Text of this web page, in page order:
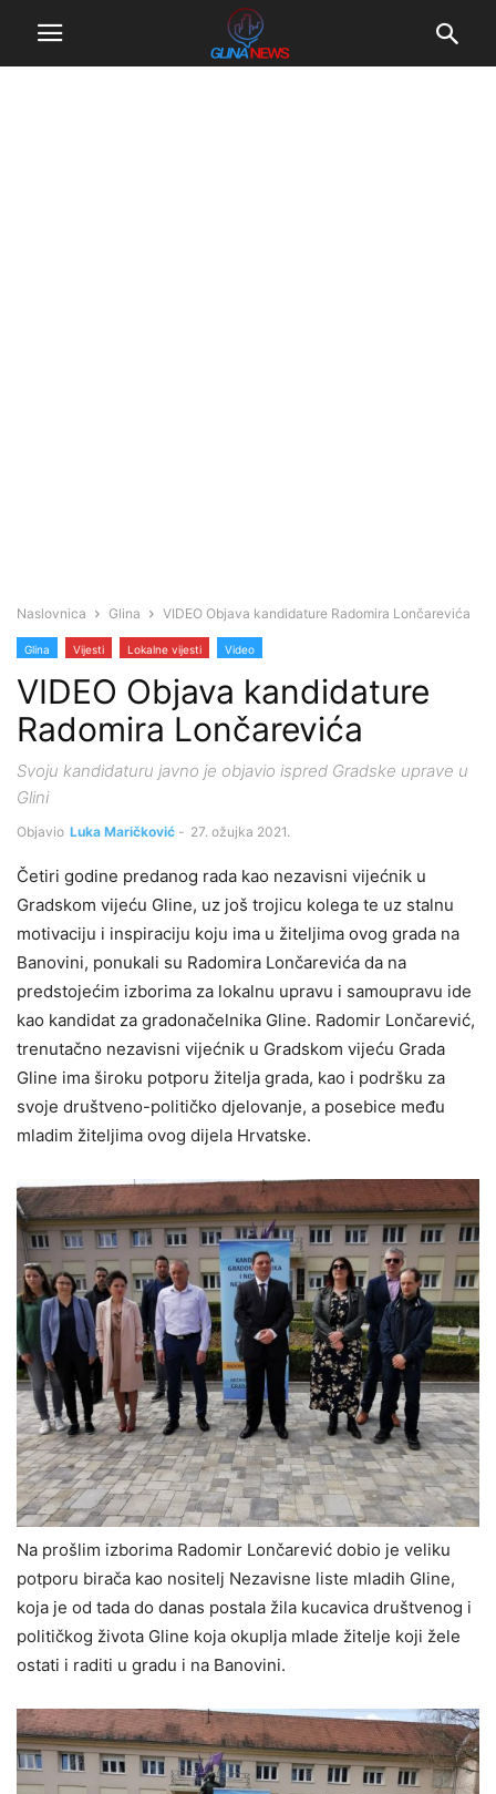
Naslovnica Glina VIDEO Objava kandidature Radomira Lončarevića
Glina Vijesti Lokalne vijesti Video
VIDEO Objava kandidature
Radomira Lončarevića
Svoju kandidaturu javno je objavio ispred Gradske uprave u
Glini
Objavio Luka Maričković - 27. ožujka 2021.
Četiri godine predanog rada kao nezavisni vijećnik u
Gradskom vijeću Gline, uz još trojicu kolega te uz stalnu
motivaciju i inspiraciju koju ima u žiteljima ovog grada na
Banovini, ponukali su Radomira Lončarevića da na
predstojećim izborima za lokalnu upravu i samoupravu ide
kao kandidat za gradonačelnika Gline. Radomir Lončarević,
trenutačno nezavisni vijećnik u Gradskom vijeću Grada
Gline ima široku potporu žitelja grada, kao i podršku za
svoje društveno-političko djelovanje, a posebice među
mladim žiteljima ovog dijela Hrvatske.
Na prošlim izborima Radomir Lončarević dobio je veliku
potporu birača kao nositelj Nezavisne liste mladih Gline,
koja je od tada do danas postala žila kucavica društvenog i
političkog života Gline koja okuplja mlade žitelje koji žele
ostati i raditi u gradu i na Banovini.